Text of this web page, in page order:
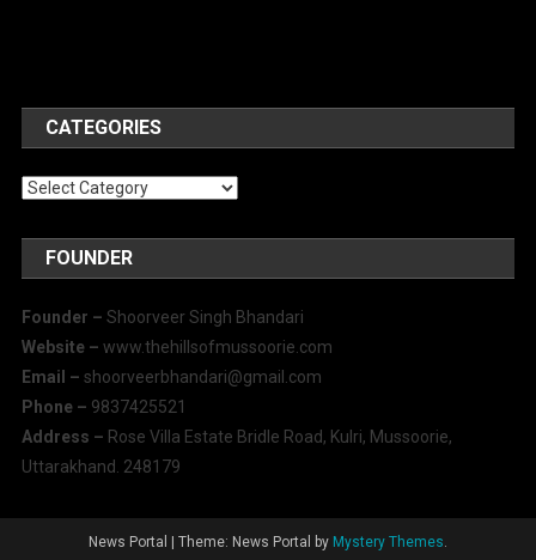
CATEGORIES
Categories
FOUNDER
Founder – Shoorveer Singh Bhandari
Website – www.thehillsofmussoorie.com
Email – shoorveerbhandari@gmail.com
Phone – 9837425521
Address – Rose Villa Estate Bridle Road, Kulri, Mussoorie,
Uttarakhand. 248179
News Portal Theme: News Portal by Mystery Themes.